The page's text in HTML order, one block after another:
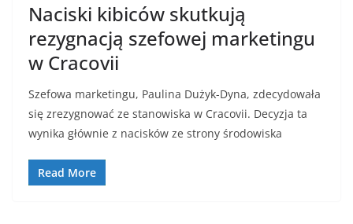
Naciski kibiców skutkują
rezygnacją szefowej marketingu
w Cracovii
Szefowa marketingu, Paulina Dużyk-Dyna, zdecydowała
się zrezygnować ze stanowiska w Cracovii. Decyzja ta
wynika głównie z nacisków ze strony środowiska
Read More